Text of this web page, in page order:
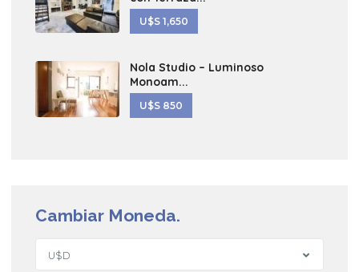
U$S 1,650
Nola Studio – Luminoso
Monoam...
U$S 850
Cambiar Moneda.
U$D